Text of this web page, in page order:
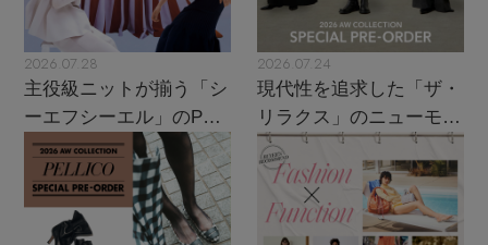
2026.07.28
主役級ニットが揃う「シ
ーエフシーエル」のPOP
UPがスタート
2026.07.24
現代性を追求した「ザ・
リラクス」のニューモダ
ンクラシック